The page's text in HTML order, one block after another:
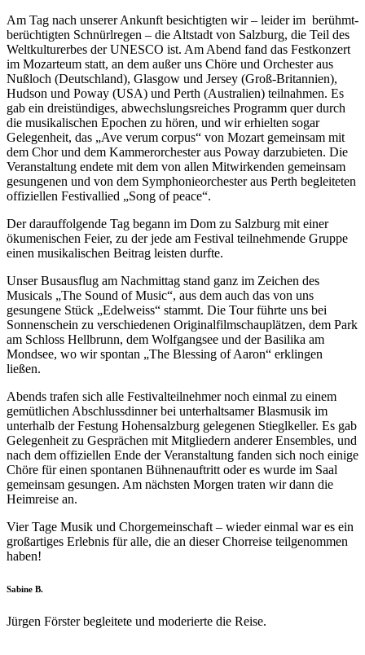
Am Tag nach unserer Ankunft besichtigten wir – leider im berühmt-
berüchtigten Schnürlregen – die Altstadt von Salzburg, die Teil des
Weltkulturerbes der UNESCO ist. Am Abend fand das Festkonzert
im Mozarteum statt, an dem außer uns Chöre und Orchester aus
Nußloch (Deutschland), Glasgow und Jersey (Groß-Britannien),
Hudson und Poway (USA) und Perth (Australien) teilnahmen. Es
gab ein dreistündiges, abwechslungsreiches Programm quer durch
die musikalischen Epochen zu hören, und wir erhielten sogar
Gelegenheit, das „Ave verum corpus“ von Mozart gemeinsam mit
dem Chor und dem Kammerorchester aus Poway darzubieten. Die
Veranstaltung endete mit dem von allen Mitwirkenden gemeinsam
gesungenen und von dem Symphonieorchester aus Perth begleiteten
offiziellen Festivallied „Song of peace“.
Der darauffolgende Tag begann im Dom zu Salzburg mit einer
ökumenischen Feier, zu der jede am Festival teilnehmende Gruppe
einen musikalischen Beitrag leisten durfte.
Unser Busausflug am Nachmittag stand ganz im Zeichen des
Musicals „The Sound of Music“, aus dem auch das von uns
gesungene Stück „Edelweiss“ stammt. Die Tour führte uns bei
Sonnenschein zu verschiedenen Originalfilmschauplätzen, dem Park
am Schloss Hellbrunn, dem Wolfgangsee und der Basilika am
Mondsee, wo wir spontan „The Blessing of Aaron“ erklingen
ließen.
Abends trafen sich alle Festivalteilnehmer noch einmal zu einem
gemütlichen Abschlussdinner bei unterhaltsamer Blasmusik im
unterhalb der Festung Hohensalzburg gelegenen Stieglkeller. Es gab
Gelegenheit zu Gesprächen mit Mitgliedern anderer Ensembles, und
nach dem offiziellen Ende der Veranstaltung fanden sich noch einige
Chöre für einen spontanen Bühnenauftritt oder es wurde im Saal
gemeinsam gesungen. Am nächsten Morgen traten wir dann die
Heimreise an.
Vier Tage Musik und Chorgemeinschaft – wieder einmal war es ein
großartiges Erlebnis für alle, die an dieser Chorreise teilgenommen
haben!
Sabine B.
Jürgen Förster begleitete und moderierte die Reise.